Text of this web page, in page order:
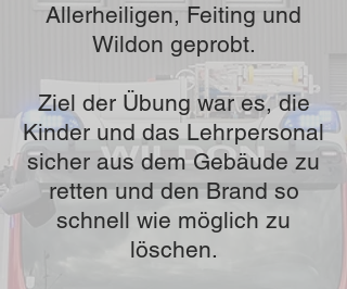
Allerheiligen, Feiting und
Wildon geprobt.
Ziel der Übung war es, die
Kinder und das Lehrpersonal
sicher aus dem Gebäude zu
retten und den Brand so
schnell wie möglich zu
löschen.